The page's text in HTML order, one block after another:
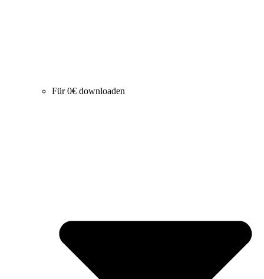
Für 0€ downloaden